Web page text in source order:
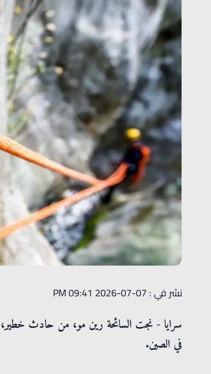
نشر في : 07-07-2026 09:41 PM
سرايا - نجت السائحة رين مو، من حادث
في الصين.